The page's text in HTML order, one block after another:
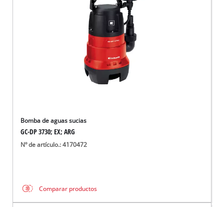
Bomba de aguas sucias
GC-DP 3730; EX; ARG
Nº de artículo.: 4170472
Comparar productos